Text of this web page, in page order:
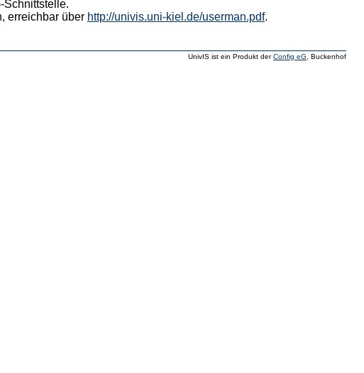
Schnittstelle.
erreichbar über http://univis.uni-kiel.de/userman.pdf.
UnivIS ist ein Produkt derConfig eG , Buckenhof